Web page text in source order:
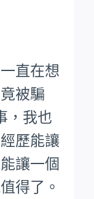
直在想
被騙
，我也
歷能讓
讓一個
得了。